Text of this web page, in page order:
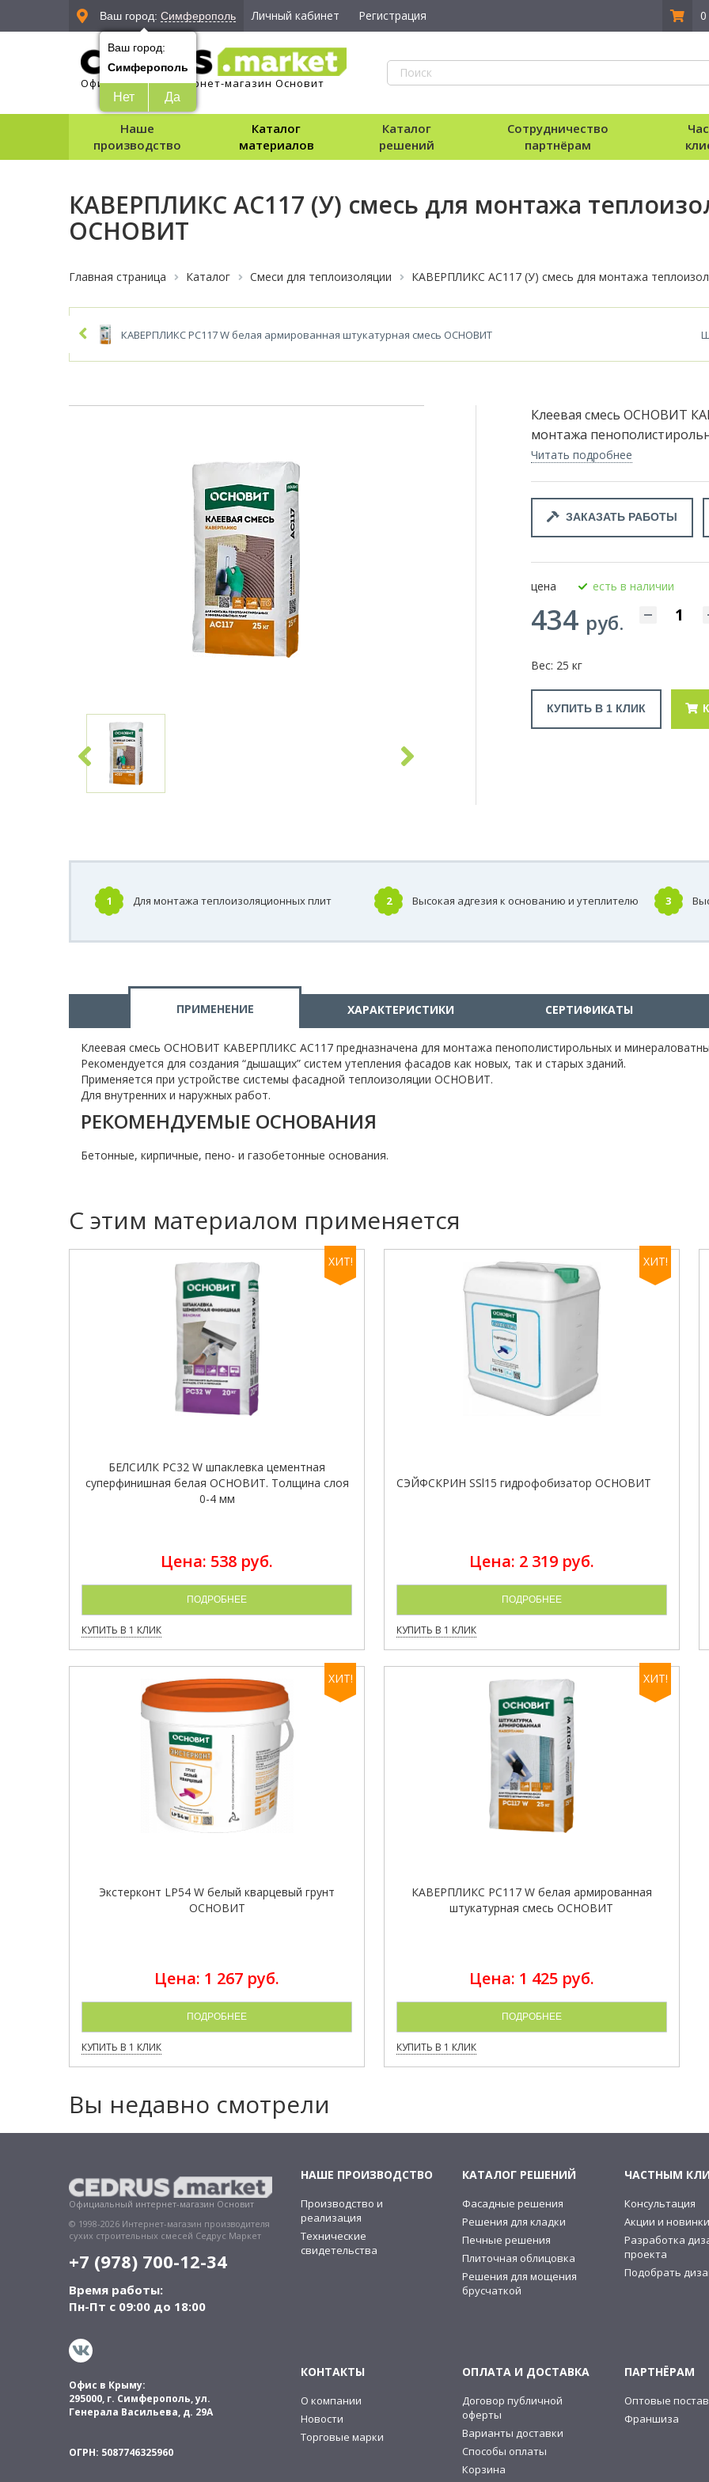
Ваш город: Симферополь
Ваш город:
Симферополь
Нет Да
Личный кабинет Регистрация 0
Официальный интернет-магазин Основит
Наше
производство
Каталог
материалов
Каталог
решений
Сотрудничество
партнёрам
КАВЕРПЛИКС AC117 (У) смесь для монтажа
ОСНОВИТ
Главная страница Каталог Смеси для теплоизоляции КАВЕРПЛИКС AC117 (У) смесь для монтажа
КАВЕРПЛИКС PC117 W белая армированная штукатурная смесь ОСНОВИТ
Клеевая смесь ОСНОВИТ
монтажа
Читать подробнее
ЗАКАЗАТЬ РАБОТЫ
цена есть в наличии
434 руб.
Вес: 25 кг
КУПИТЬ В 1 КЛИК
1 Для монтажа теплоизоляционных плит 2 Высокая адгезия к основанию и утеплителю 3
ПРИМЕНЕНИЕ ХАРАКТЕРИСТИКИ СЕРТИФИКАТЫ
Клеевая смесь ОСНОВИТ КАВЕРПЛИКС АС117 предназначена для монтажа пенополистирольных и
Рекомендуется для создания “дышащих” систем утепления фасадов как новых, так и старых зданий.
Применяется при устройстве системы фасадной теплоизоляции ОСНОВИТ.
Для внутренних и наружных работ.
РЕКОМЕНДУЕМЫЕ ОСНОВАНИЯ
Бетонные, кирпичные, пено- и газобетонные основания.
С этим материалом применяется
ХИТ!
БЕЛСИЛК PC32 W шпаклевка цементная
суперфинишная белая ОСНОВИТ. Толщина слоя
0-4 мм
Цена: 538 руб.
ПОДРОБНЕЕ
КУПИТЬ В 1 КЛИК
ХИТ!
СЭЙФСКРИН SSl15 гидрофобизатор ОСНОВИТ
Цена: 2 319 руб.
ПОДРОБНЕЕ
КУПИТЬ В 1 КЛИК
ХИТ!
Экстерконт LP54 W белый кварцевый грунт
ОСНОВИТ
Цена: 1 267 руб.
ПОДРОБНЕЕ
КУПИТЬ В 1 КЛИК
ХИТ!
КАВЕРПЛИКС PC117 W белая армированная
штукатурная смесь ОСНОВИТ
Цена: 1 425 руб.
ПОДРОБНЕЕ
КУПИТЬ В 1 КЛИК
Вы недавно смотрели
Официальный интернет-магазин Основит
© 1998-2026 Интернет-магазин производителя
сухих строительных смесей Седрус Маркет
+7 (978) 700-12-34
Время работы:
Пн-Пт с 09:00 до 18:00
Офис в Крыму:
295000, г. Симферополь, ул.
Генерала Васильева, д. 29А
ОГРН: 5087746325960
НАШЕ ПРОИЗВОДСТВО
Производство и
реализация
Технические
свидетельства
КАТАЛОГ РЕШЕНИЙ
Фасадные решения
Решения для кладки
Печные решения
Плиточная облицовка
Решения для мощения
брусчаткой
ЧАСТНЫМ
Консультация
Акции и новинки
Разработка
проекта
Подобрать
КОНТАКТЫ
О компании
Новости
Торговые марки
ОПЛАТА И ДОСТАВКА
Договор публичной
оферты
Варианты доставки
Способы оплаты
Корзина
ПАРТНЁРАМ
Оптовые
Франшиза